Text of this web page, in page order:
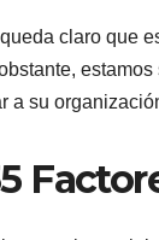
claro que
a su